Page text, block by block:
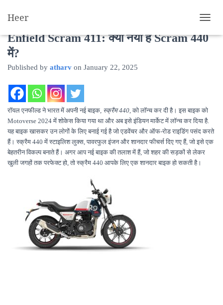
Heer
O
G
I
G
A
T
Royal Enfield Scram 440 vs Royal
Enfield Scram 411: क्या नया है Scram 440
में?
Published by atharv on January 22, 2025
रॉयल एनफील्ड ने भारत में अपनी नई बाइक, स्क्रैम 440, को लॉन्च कर दी है। इस बाइक को
Motoverse 2024 में शोकेस किया गया था और अब इसे इंडियन मार्केट में लॉन्च कर दिया है.
यह बाइक खासकर उन लोगों के लिए बनाई गई है जो एडवेंचर और ऑफ-रोड राइडिंग पसंद करते
हैं। स्क्रैम 440 में स्टाइलिश लुक्स, पावरफुल इंजन और शानदार फीचर्स दिए गए हैं, जो इसे एक
बेहतरीन विकल्प बनाते हैं। अगर आप नई बाइक की तलाश में हैं, जो शहर की सड़कों से लेकर
खुली जगहों तक परफेक्ट हो, तो स्क्रैम 440 आपके लिए एक शानदार बाइक हो सकती है।